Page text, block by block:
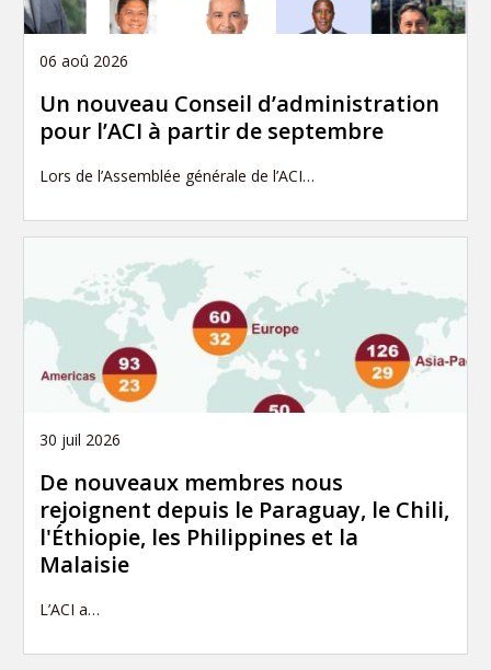
06 aoû 2026
Un nouveau Conseil d’administration
pour l’ACI à partir de septembre
Lors de l’Assemblée générale de l’ACI…
30 juil 2026
De nouveaux membres nous
rejoignent depuis le Paraguay, le Chili,
l'Éthiopie, les Philippines et la
Malaisie
L’ACI a…